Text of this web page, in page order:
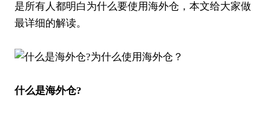
是所有人都明白为什么要使用海外仓，本文给大家做
最详细的解读。
什么是海外仓?